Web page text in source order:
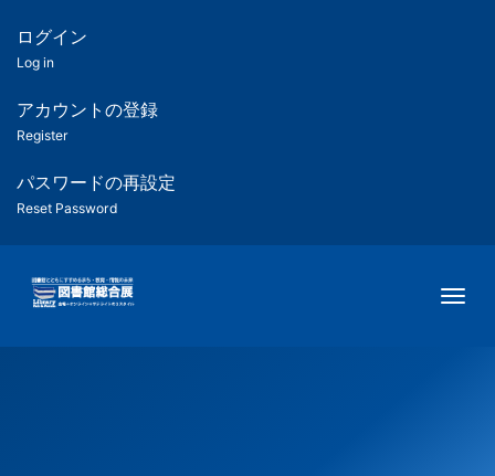
ツ
匿
名
ユ
ー
ー
用
メ
ログイン
Log in
アカウントの登録
Register
パスワードの再設定
Reset Password